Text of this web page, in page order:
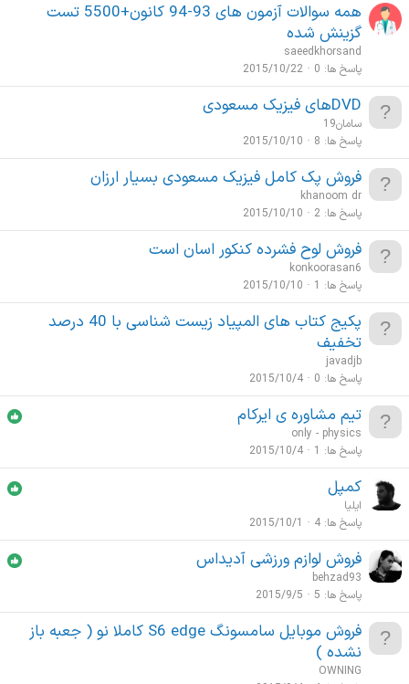
همه سوالات آزمون های 93-94 کانون+5500 تست
گزینش شده
saeedkhorsand
پاسخ ها 0
2015/10/22
DVDهای فیزیک مسعودی
سامان19
پاسخ ها 8
2015/10/10
فروش پک کامل فیزیک مسعودی بسیار ارزان
khanoom dr
پاسخ ها 2
2015/10/10
فروش لوح فشرده کنکور اسان است
konkoorasan6
پاسخ ها
1
2015/10/10
پکیج کتاب های المپیاد زیست شناسی با 40 درصد
تخفیف
javadjb
پاسخ ها 0
2015/10/4
تیم مشاوره ی ایرکام
only - physics
پاسخ ها
1
2015/10/4
کمپل
ایلیا
پاسخ ها 4
2015/10/1
فروش لوازم ورزشی آدیداس
behzad93
پاسخ ها 5
2015/9/5
فروش موبایل سامسونگ S6 edge کاملا نو ( جعبه باز
نشده )
OWNING